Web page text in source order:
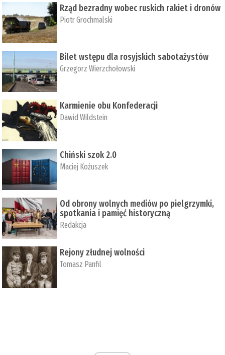
Rząd bezradny wobec ruskich rakiet i dronów
Piotr Grochmalski
Bilet wstępu dla rosyjskich sabotażystów
Grzegorz Wierzchołowski
Karmienie obu Konfederacji
Dawid Wildstein
Chiński szok 2.0
Maciej Kożuszek
Od obrony wolnych mediów po pielgrzymki,
spotkania i pamięć historyczną
Redakcja
Rejony złudnej wolności
Tomasz Panfil